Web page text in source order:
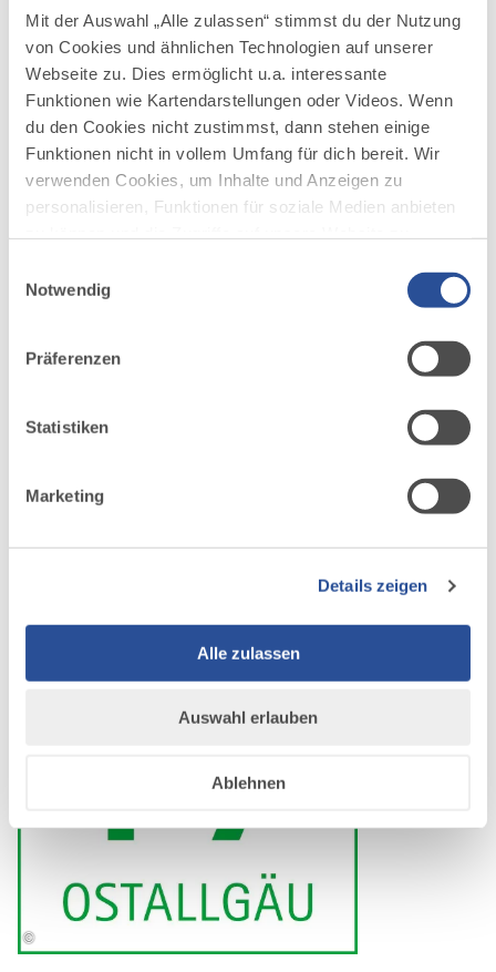
Mit der Auswahl „Alle zulassen“ stimmst du der Nutzung
von Cookies und ähnlichen Technologien auf unserer
Webseite zu. Dies ermöglicht u.a. interessante
Funktionen wie Kartendarstellungen oder Videos. Wenn
du den Cookies nicht zustimmst, dann stehen einige
Funktionen nicht in vollem Umfang für dich bereit. Wir
verwenden Cookies, um Inhalte und Anzeigen zu
personalisieren, Funktionen für soziale Medien anbieten
deiner Verwendung unserer Website an unsere Partner
möglicherweise mit weiteren Daten zusammen, die du
Nutzung der Dienste gesammelt haben.
Notwendig
Präferenzen
Statistiken
Marketing
Details zeigen
Alle zulassen
Auswahl erlauben
Ablehnen
sensationellen Funde in der Hammerschmiede
bei Pforzen sind sicher der Höhepunkt der
Runde, aber auch das Kloster Irsee mit seiner
prachtvollen barocken Kirche und die Strecke
selbst. Der Wechsel zwischen Mischwäldern
und Offenlandflächen lässt Raum, den vielen
Eindrücken nachzuspüren.
Wegbeschreibung
©